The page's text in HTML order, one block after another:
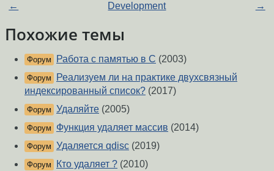
← Development →
Похожие темы
Форум Работа с памятью в С (2003)
Форум
Реализуем ли на практике двухсвязный
индексированный список? (2017)
Форум Удаляйте (2005)
Форум Функция удаляет массив (2014)
Форум Удаляется qdisc (2019)
Форум Кто удаляет ? (2010)